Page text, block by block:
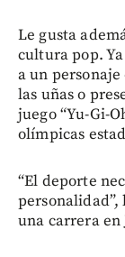
Le gusta
cultura pop.
a un
las uñas o
juego “Yu-Gi-
olímpicas
“El deporte
personalidad”,
una carrera en